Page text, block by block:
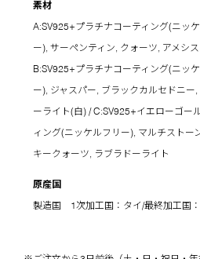
素材
A:SV925+プラチナコーティング(ニッ
ー), サーペンティン, クォーツ, アメシ
B:SV925+プラチナコーティング(ニッ
ー), ジャスパー, ブラックカルセドニー,
ーライト(白) / C:SV925+イエローゴー
ィング(ニッケルフリー), マルチストー
キークォーツ, ラブラドーライト
原産国
製造国 1次加工国：タイ/最終加工国